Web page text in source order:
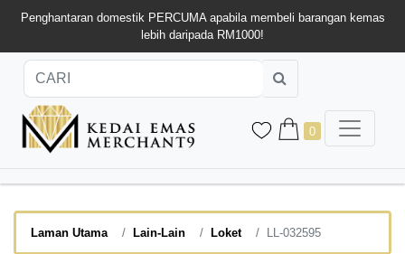
Penghantaran domestik PERCUMA apabila membeli barangan kemas
lebih daripada RM1000!
0
Laman Utama Lain-Lain Loket LL-032595